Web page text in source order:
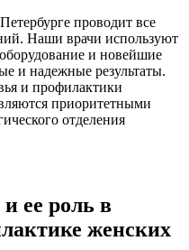
проводит все
Наши врачи используют
и новейшие
и надежные результаты.
и профилактики
приоритетными
отделения
ее роль в
женских